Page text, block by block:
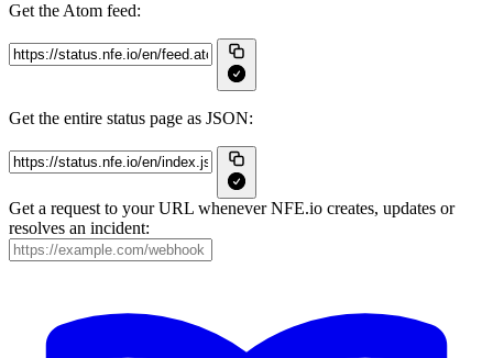
Get the Atom feed:
Get the entire status page as JSON:
Get a request to your URL whenever NFE.io creates, updates or
resolves an incident: